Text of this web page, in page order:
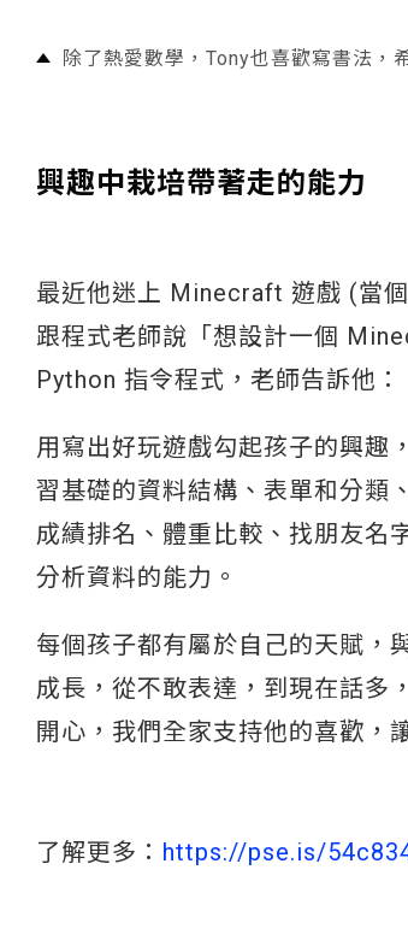
除了熱愛數學，Tony也喜歡寫書法，
興趣中栽培帶著走的能力
最近他迷上 Minecraft 遊戲 (當
跟程式老師說「想設計一個
Python 指令程式，老師告訴他
用寫出好玩遊戲勾起孩子的興趣
習基礎的資料結構、表單和分類
成績排名、體重比較、找朋友名
分析資料的能力。
每個孩子都有屬於自己的天賦，
成長，從不敢表達，到現在話多
開心，我們全家支持他的喜歡，
了解更多： https://pse.is/